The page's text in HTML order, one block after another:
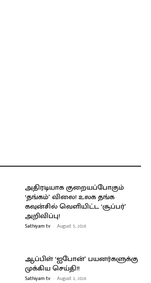
அதிரடியாக குறையப்போகும்
‘தங்கம்’ விலை! உலக தங்க
கவுன்சில் வெளியிட்ட ‘சூப்பர்’
அறிவிப்பு!
Sathiyam tv - August 5, 2026
ஆப்பிள் ‘ஐபோன்’ பயனர்களுக்கு
முக்கிய செய்தி!!
Sathiyam tv - August 3, 2026